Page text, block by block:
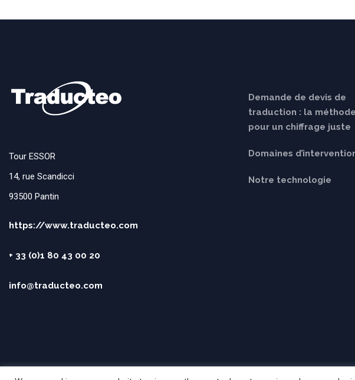
Tour ESSOR
14, rue Scandicci
93500 Pantin
https://www.traducteo.com
+ 33 (0)1 80 43 00 20
info@traducteo.com
Demande de devis de
traduction : la méthode
pour un chiffrage juste
Domaines
Notre technologie